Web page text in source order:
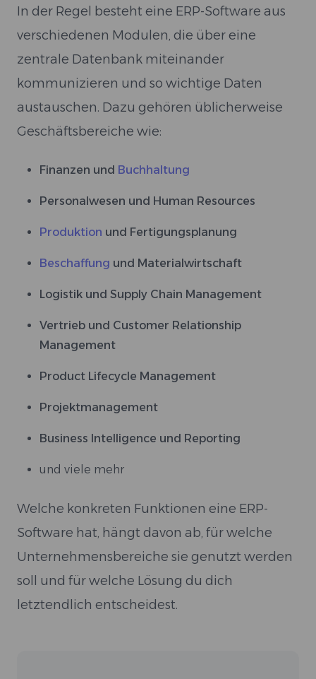
In der Regel besteht eine ERP-Software aus
verschiedenen Modulen, die über eine
zentrale Datenbank miteinander
kommunizieren und so wichtige Daten
austauschen. Dazu gehören üblicherweise
Geschäftsbereiche wie:
Finanzen und Buchhaltung
Personalwesen und Human Resources
Produktion und Fertigungsplanung
Beschaffung und Materialwirtschaft
Logistik und Supply Chain Management
Vertrieb und Customer Relationship
Management
Product Lifecycle Management
Projektmanagement
Business Intelligence und Reporting
und viele mehr
Welche konkreten Funktionen eine ERP-
Software hat, hängt davon ab, für welche
Unternehmensbereiche sie genutzt werden
soll und für welche Lösung du dich
letztendlich entscheidest.